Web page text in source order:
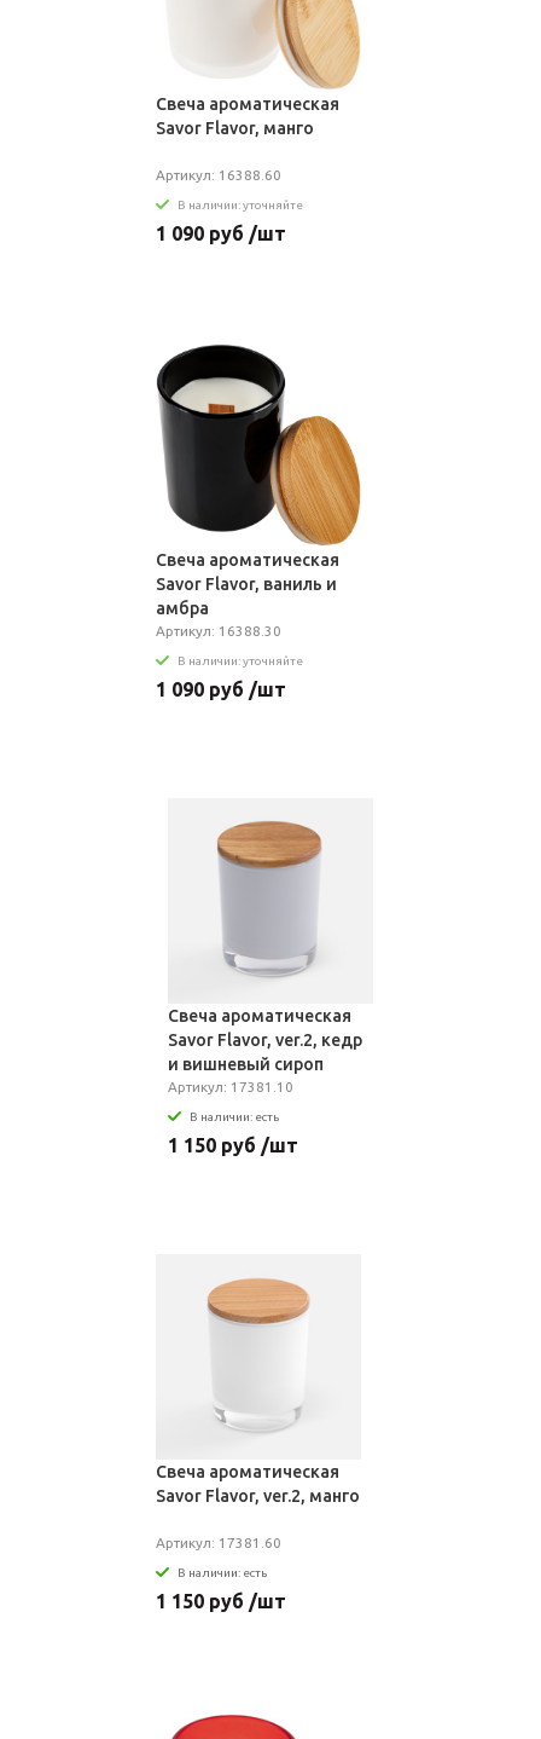
Свеча ароматическая
Savor Flavor, манго
Артикул: 16388.60
В наличии: уточняйте
1 090 руб /шт
Свеча ароматическая
Savor Flavor, ваниль и
амбра
Артикул: 16388.30
В наличии: уточняйте
1 090 руб /шт
Свеча ароматическая
Savor Flavor, ver.2, кедр
и вишневый сироп
Артикул: 17381.10
В наличии: есть
1 150 руб /шт
Свеча ароматическая
Savor Flavor, ver.2, манго
Артикул: 17381.60
В наличии: есть
1 150 руб /шт